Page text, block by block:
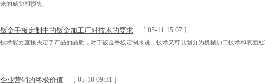
来的威胁和损失。
钣金手板定制中的钣金加工厂对技术的要求 [ 05-11 15:07 ]
技术能力直接决定了产品的品质，对于钣金手板定制来说，技术又可以划分为机械加工技术和表面处
企业营销的终极价值 [ 05-10 09:31 ]